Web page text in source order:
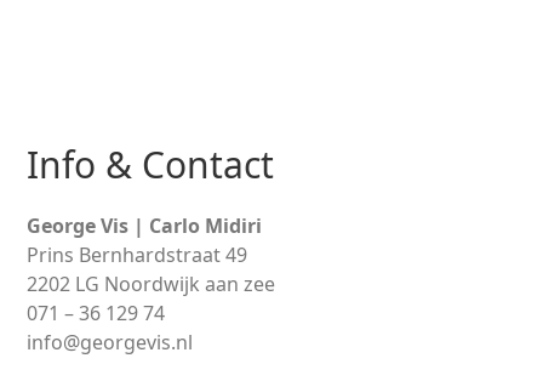
Info & Contact
George Vis | Carlo Midiri
Prins Bernhardstraat 49
2202 LG Noordwijk aan zee
071 – 36 129 74
info@georgevis.nl